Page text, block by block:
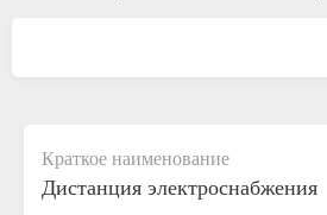
Краткое наименование
Дистанция электроснабжения